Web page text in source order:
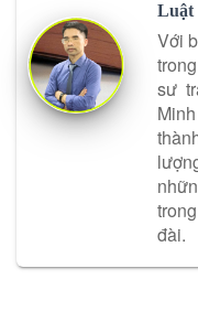
Luật
Với
sư
đài.